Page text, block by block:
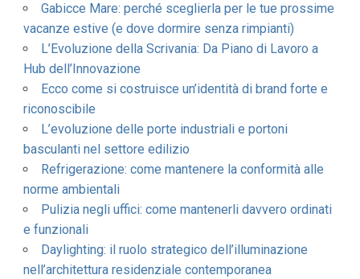
Gabicce Mare: perché sceglierla per le tue prossime
vacanze estive (e dove dormire senza rimpianti)
L’Evoluzione della Scrivania: Da Piano di Lavoro a
Hub dell’Innovazione
Ecco come si costruisce un’identità di brand forte e
riconoscibile
L’evoluzione delle porte industriali e portoni
basculanti nel settore edilizio
Refrigerazione: come mantenere la conformità alle
norme ambientali
Pulizia negli uffici: come mantenerli davvero ordinati
e funzionali
Daylighting: il ruolo strategico dell’illuminazione
nell’architettura residenziale contemporanea